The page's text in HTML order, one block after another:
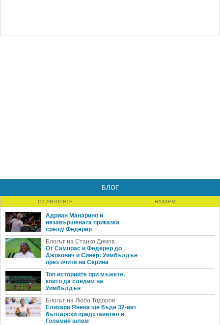
БЛОГ
ОТ АВТОРИТЕ НАЗАЕМ
Адриан Манарино и
незавършената приказка
срещу Федерер
Блогът на Станко Димов
От Сампрас и Федерер до
Джокович и Синер: Уимбълдън
през очите на Серина
Топ историите при мъжете,
които да следим на
Уимбълдън
Блогът на Любо Тодоров
Елизара Янева ще бъде 32-ият
български представител в
Големия шлем